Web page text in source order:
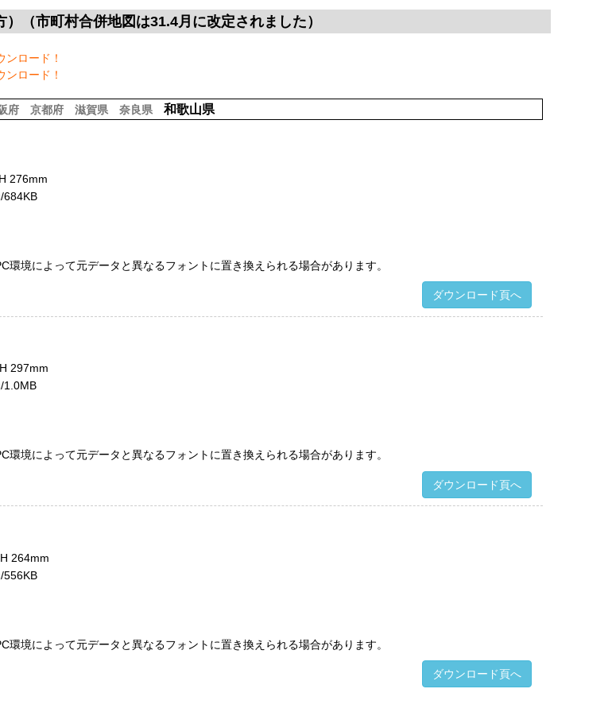
（市町村合併地図は31.4月に改定されました）
ロード！
ロード！
府 京都府 滋賀県 奈良県 和歌山県
276mm
684KB
環境によって元データと異なるフォントに置き換えられる場合があります。
ダウンロード頁へ
297mm
1.0MB
環境によって元データと異なるフォントに置き換えられる場合があります。
ダウンロード頁へ
264mm
556KB
環境によって元データと異なるフォントに置き換えられる場合があります。
ダウンロード頁へ